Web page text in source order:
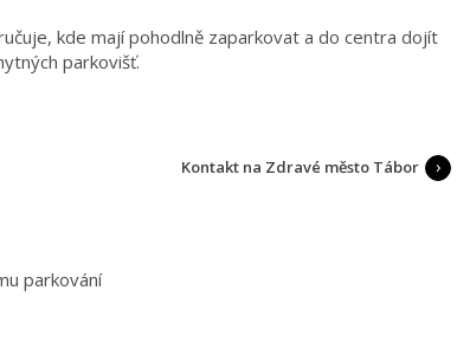
kde mají pohodlně zaparkovat a do centra dojít
parkovišť.
Kontakt na Zdravé město Tábor
parkování